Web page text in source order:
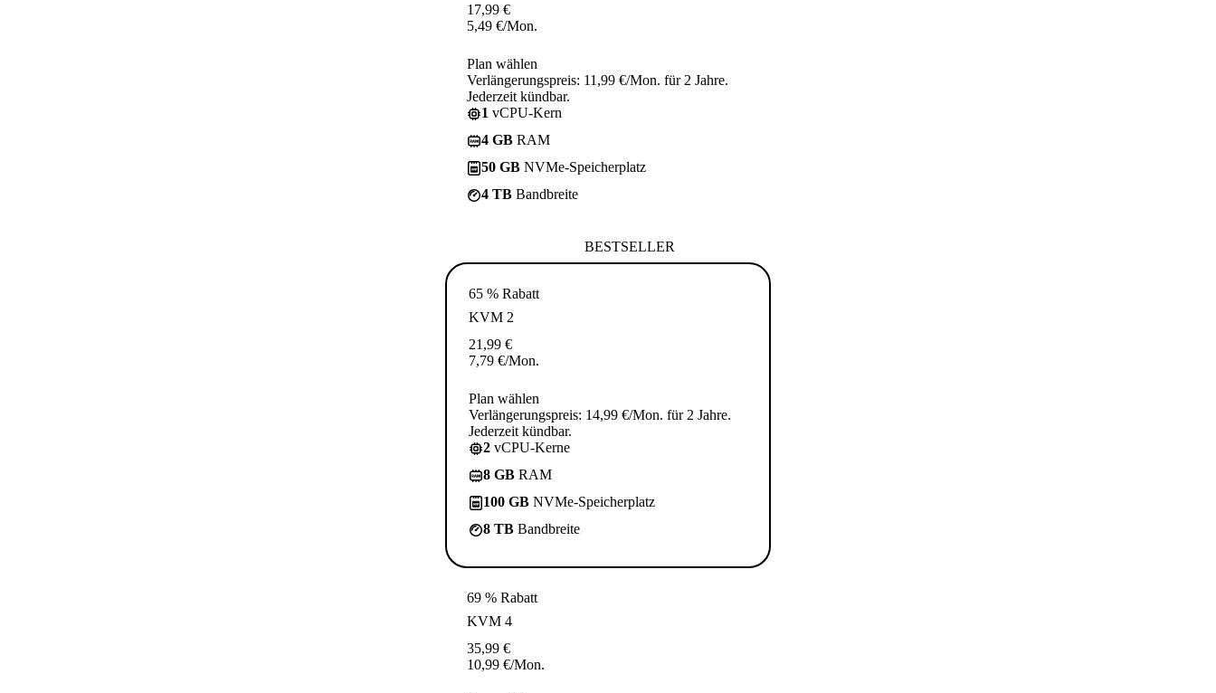
17,99 €
5,49 €/Mon.
Plan wählen
Verlängerungspreis: 11,99 €/Mon. für 2 Jahre.
Jederzeit kündbar.
1 vCPU-Kern
4 GB RAM
50 GB NVMe-Speicherplatz
4 TB Bandbreite
BESTSELLER
65 % Rabatt
KVM 2
21,99 €
7,79 €/Mon.
Plan wählen
Verlängerungspreis: 14,99 €/Mon. für 2 Jahre.
Jederzeit kündbar.
2 vCPU-Kerne
8 GB RAM
100 GB NVMe-Speicherplatz
8 TB Bandbreite
69 % Rabatt
KVM 4
35,99 €
10,99 €/Mon.